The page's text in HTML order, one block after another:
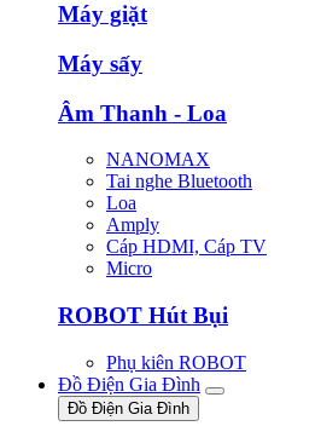
Máy giặt
Máy sấy
Âm Thanh - Loa
NANOMAX
Tai nghe Bluetooth
Loa
Amply
Cáp HDMI, Cáp TV
Micro
ROBOT Hút Bụi
Phụ kiên ROBOT
Đồ Điện Gia Đình
Đồ Điện Gia Đình